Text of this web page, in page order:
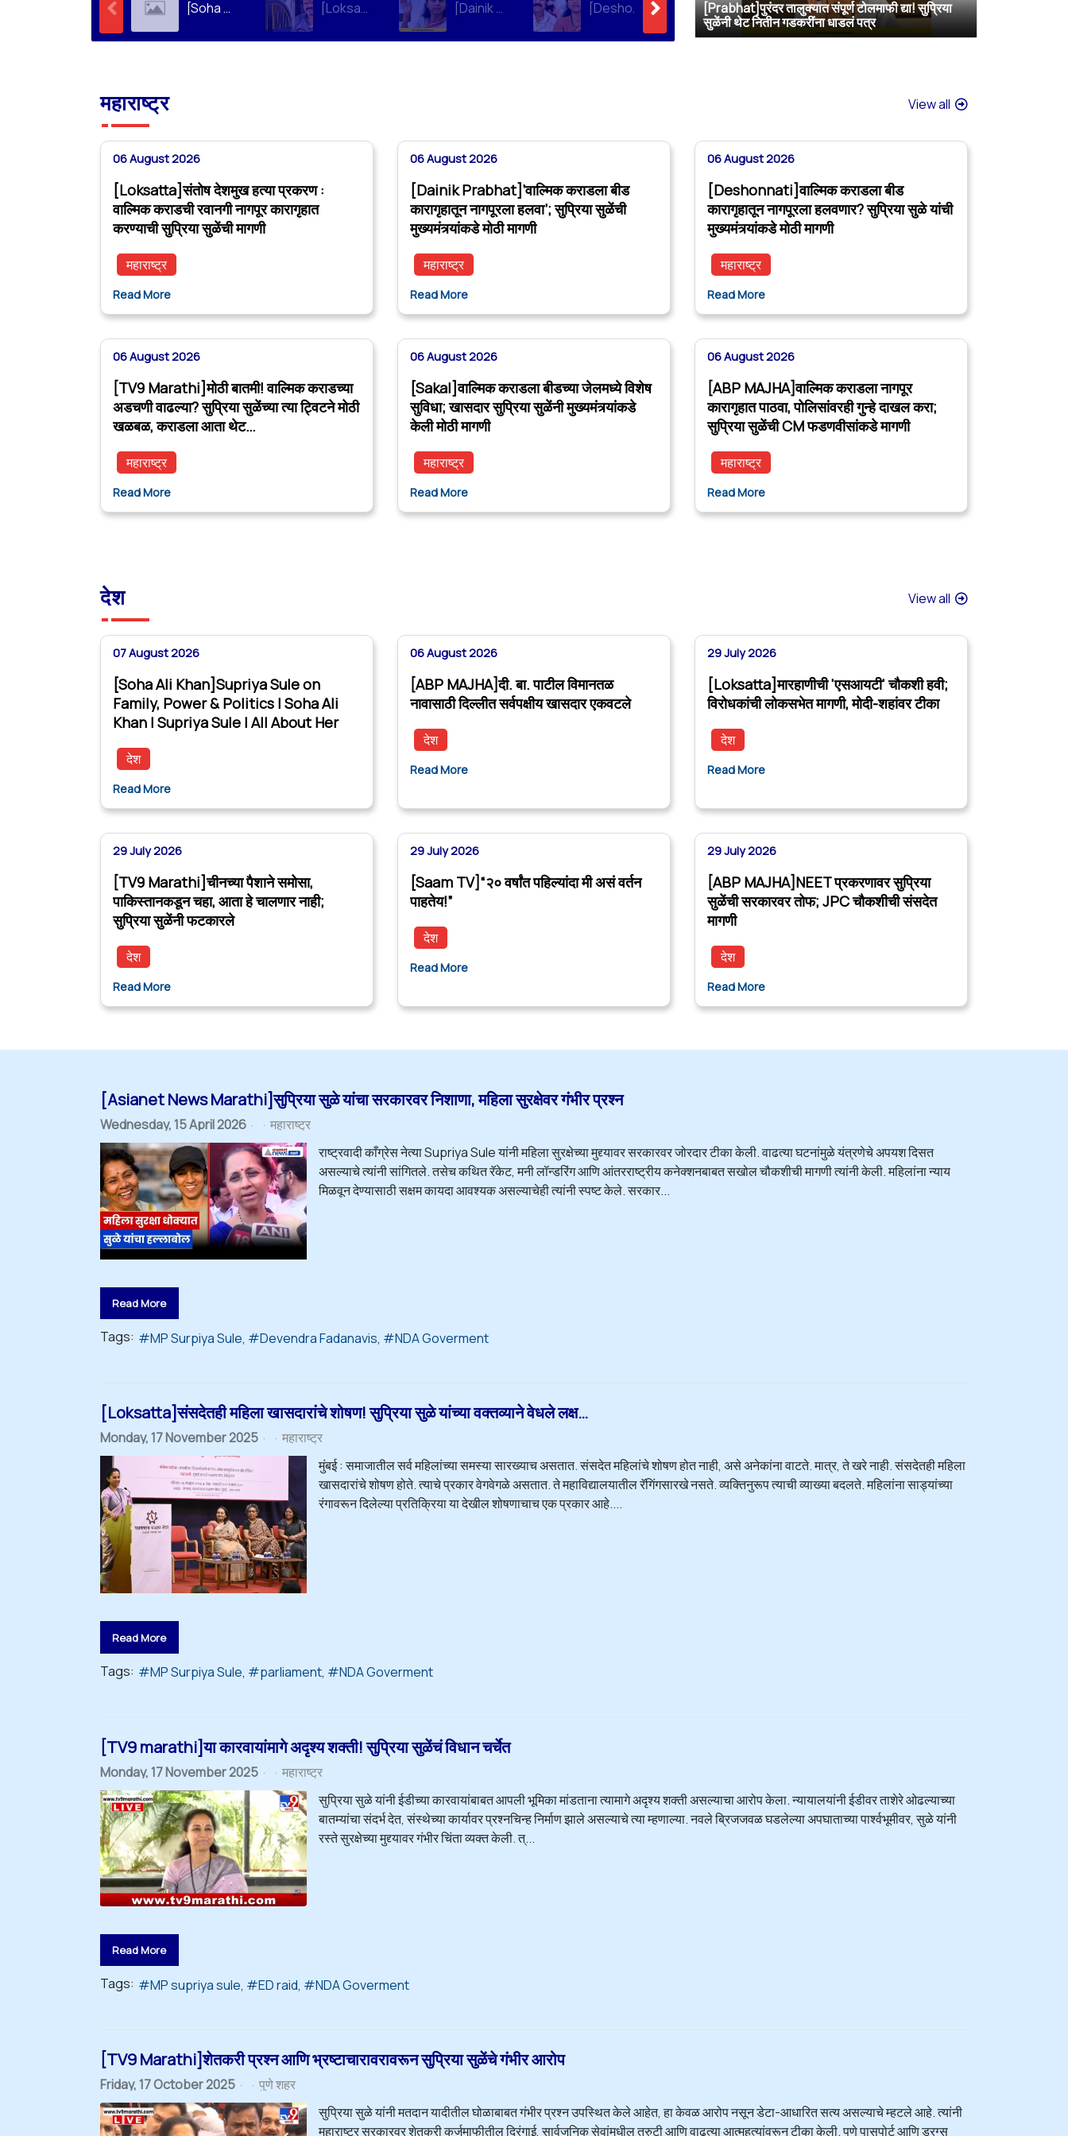
[Soha Ali Khan]Supriya Sule on Family, Power & Politics | Soha Ali Khan | Supriya Sule | All About Her [Loksatta]संतोष देशमुख हत्या प्रकरण : वाल्मिक कराडची रवानगी नागपूर कारागृहात करण्याची सुप्रिया सुळेंची मागणी [Dainik Prabhat]‘वाल्मिक कराडला बीड कारागृहातून नागपूरला हलवा’; सुप्रिया सुळेंची मुख्यमंत्र्यांकडे मोठी मागणी [Deshonnati]वाल्मिक कराडला बीड कारागृहातून नागपूरला हलवणार? सुप्रिया सुळे यांची मुख्यमंत्र्यांकडे मोठी मागणी [TV9 Marathi]मोठी बातमी! वाल्मिक कराडच्या अडचणी वाढल्या? सुप्रिया सुळेंच्या त्या ट्विटने मोठी खळबळ, कराडला आता थेट… [Sakal]वाल्मिक कराडला बीडच्या जेलमध्ये विशेष सुविधा; खासदार सुप्रिया सुळेंनी मुख्यमंत्र्यांकडे केली मोठी मागणी
[Prabhat]पुरंदर तालुक्यात संपूर्ण टोलमाफी द्या! सुप्रिया
सुळेंनी थेट नितीन गडकरींना धाडलं पत्र
महाराष्ट्र View all
06 August 2026
[Loksatta]संतोष देशमुख हत्या प्रकरण :
वाल्मिक कराडची रवानगी नागपूर कारागृहात
करण्याची सुप्रिया सुळेंची मागणी
महाराष्ट्र
Read More
06 August 2026
[Dainik Prabhat]‘वाल्मिक कराडला बीड
कारागृहातून नागपूरला हलवा’; सुप्रिया सुळेंची
मुख्यमंत्र्यांकडे मोठी मागणी
महाराष्ट्र
Read More
06 August 2026
[Deshonnati]वाल्मिक कराडला बीड
कारागृहातून नागपूरला हलवणार? सुप्रिया सुळे यांची
मुख्यमंत्र्यांकडे मोठी मागणी
महाराष्ट्र
Read More
06 August 2026
[TV9 Marathi]मोठी बातमी! वाल्मिक कराडच्या
अडचणी वाढल्या? सुप्रिया सुळेंच्या त्या ट्विटने मोठी
खळबळ, कराडला आता थेट…
महाराष्ट्र
Read More
06 August 2026
[Sakal]वाल्मिक कराडला बीडच्या जेलमध्ये विशेष
सुविधा; खासदार सुप्रिया सुळेंनी मुख्यमंत्र्यांकडे
केली मोठी मागणी
महाराष्ट्र
Read More
06 August 2026
[ABP MAJHA]वाल्मिक कराडला नागपूर
कारागृहात पाठवा, पोलिसांवरही गुन्हे दाखल करा;
सुप्रिया सुळेंची CM फडणवीसांकडे मागणी
महाराष्ट्र
Read More
देश View all
07 August 2026
[Soha Ali Khan]Supriya Sule on
Family, Power & Politics | Soha Ali
Khan | Supriya Sule | All About Her
देश
Read More
06 August 2026
[ABP MAJHA]दी. बा. पाटील विमानतळ
नावासाठी दिल्लीत सर्वपक्षीय खासदार एकवटले
देश
Read More
29 July 2026
[Loksatta]मारहाणीची 'एसआयटी' चौकशी हवी;
विरोधकांची लोकसभेत मागणी, मोदी-शहांवर टीका
देश
Read More
29 July 2026
[TV9 Marathi]चीनच्या पैशाने समोसा,
पाकिस्तानकडून चहा, आता हे चालणार नाही;
सुप्रिया सुळेंनी फटकारले
देश
Read More
29 July 2026
[Saam TV]“२० वर्षांत पहिल्यांदा मी असं वर्तन
पाहतेय!”
देश
Read More
29 July 2026
[ABP MAJHA]NEET प्रकरणावर सुप्रिया
सुळेंची सरकारवर तोफ; JPC चौकशीची संसदेत
मागणी
देश
Read More
[Asianet News Marathi]सुप्रिया सुळे यांचा सरकारवर निशाणा, महिला सुरक्षेवर गंभीर प्रश्न
Wednesday, 15 April 2026
महाराष्ट्र
राष्ट्रवादी काँग्रेस नेत्या Supriya Sule यांनी महिला सुरक्षेच्या मुद्द्यावर सरकारवर जोरदार टीका केली. वाढत्या घटनांमुळे यंत्रणेचे अपयश दिसत
असल्याचे त्यांनी सांगितले. तसेच कथित रॅकेट, मनी लॉन्डरिंग आणि आंतरराष्ट्रीय कनेक्शनबाबत सखोल चौकशीची मागणी त्यांनी केली. महिलांना न्याय
मिळवून देण्यासाठी सक्षम कायदा आवश्यक असल्याचेही त्यांनी स्पष्ट केले. सरकार...
Read More
Tags: MP Surpiya Sule Devendra Fadanavis NDA Goverment
[Loksatta]संसदेतही महिला खासदारांचे शोषण! सुप्रिया सुळे यांच्या वक्तव्याने वेधले लक्ष…
Monday, 17 November 2025
महाराष्ट्र
मुंबई : समाजातील सर्व महिलांच्या समस्या सारख्याच असतात. संसदेत महिलांचे शोषण होत नाही, असे अनेकांना वाटते. मात्र, ते खरे नाही. संसदेतही महिला
खासदारांचे शोषण होते. त्याचे प्रकार वेगवेगळे असतात. ते महाविद्यालयातील रॅगिंगसारखे नसते. व्यक्तिनुरूप त्याची व्याख्या बदलते. महिलांना साड्यांच्या
रंगावरून दिलेल्या प्रतिक्रिया या देखील शोषणाचाच एक प्रकार आहे....
Read More
Tags: MP Surpiya Sule parliament NDA Goverment
[TV9 marathi]या कारवायांमागे अदृश्य शक्ती! सुप्रिया सुळेंचं विधान चर्चेत
Monday, 17 November 2025
महाराष्ट्र
सुप्रिया सुळे यांनी ईडीच्या कारवायांबाबत आपली भूमिका मांडताना त्यामागे अदृश्य शक्ती असल्याचा आरोप केला. न्यायालयांनी ईडीवर ताशेरे ओढल्याच्या
बातम्यांचा संदर्भ देत, संस्थेच्या कार्यावर प्रश्नचिन्ह निर्माण झाले असल्याचे त्या म्हणाल्या. नवले ब्रिजजवळ घडलेल्या अपघाताच्या पार्श्वभूमीवर, सुळे यांनी
रस्ते सुरक्षेच्या मुद्द्यावर गंभीर चिंता व्यक्त केली. त्...
Read More
Tags: MP supriya sule ED raid NDA Goverment
[TV9 Marathi]शेतकरी प्रश्न आणि भ्रष्टाचारावरावरून सुप्रिया सुळेंचे गंभीर आरोप
Friday, 17 October 2025
पुणे शहर
सुप्रिया सुळे यांनी मतदान यादीतील घोळाबाबत गंभीर प्रश्न उपस्थित केले आहेत, हा केवळ आरोप नसून डेटा-आधारित सत्य असल्याचे म्हटले आहे. त्यांनी
महाराष्ट्र सरकारवर शेतकरी कर्जमाफीतील दिरंगाई, सार्वजनिक सेवांमधील त्रुटी आणि वाढत्या आत्महत्यांवरून टीका केली. पुणे पासपोर्ट आणि ड्रग्स